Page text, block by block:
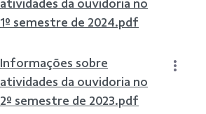
atividades da ouvidoria no
1º semestre de 2024.pdf
Informações sobre
atividades da ouvidoria no
2º semestre de 2023.pdf